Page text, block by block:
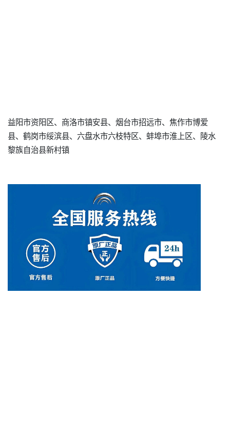
益阳市资阳区、商洛市镇安县、烟台市招远市、焦作市博爱
县、鹤岗市绥滨县、六盘水市六枝特区、蚌埠市淮上区、陵水
黎族自治县新村镇